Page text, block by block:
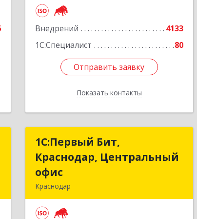
Внедрений
4133
1С:Специалист
80
Отправить заявку
Показать контакты
Отправить заявку
Назад
1С:Первый Бит,
Краснодар, Центральный
офис
Краснодар
1С:Первый Бит,
Краснодар, Центральный
Краснодар г, Монтажников ул, дом №